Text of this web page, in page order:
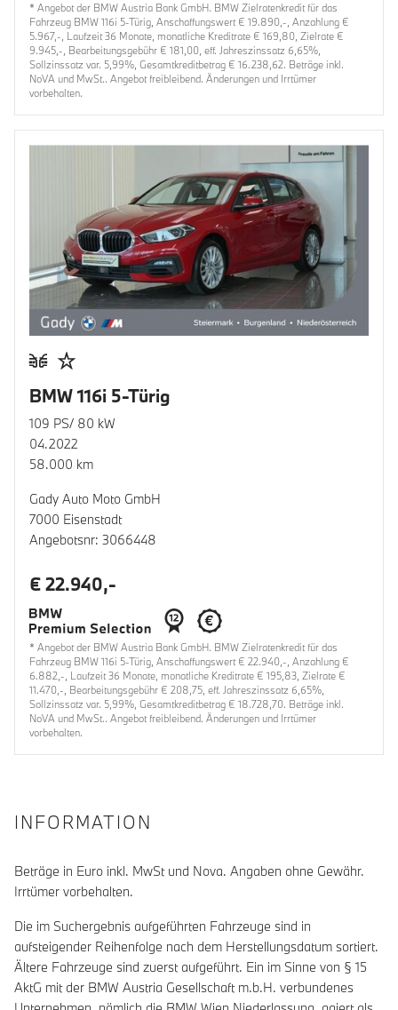
* Angebot der BMW Austria Bank GmbH. BMW Zielratenkredit für das
Fahrzeug BMW 116i 5-Türig, Anschaffungswert € 19.890,-, Anzahlung €
5.967,-, Laufzeit 36 Monate, monatliche Kreditrate € 169,80, Zielrate €
9.945,-, Bearbeitungsgebühr € 181,00, eff. Jahreszinssatz 6,65%,
Sollzinssatz var. 5,99%, Gesamtkreditbetrag € 16.238,62. Beträge inkl.
NoVA und MwSt.. Angebot freibleibend. Änderungen und Irrtümer
vorbehalten.
BMW 116i 5-Türig
109 PS/ 80 kW
04.2022
58.000 km
Gady Auto Moto GmbH
7000 Eisenstadt
Angebotsnr: 3066448
€ 22.940,-
* Angebot der BMW Austria Bank GmbH. BMW Zielratenkredit für das
Fahrzeug BMW 116i 5-Türig, Anschaffungswert € 22.940,-, Anzahlung €
6.882,-, Laufzeit 36 Monate, monatliche Kreditrate € 195,83, Zielrate €
11.470,-, Bearbeitungsgebühr € 208,75, eff. Jahreszinssatz 6,65%,
Sollzinssatz var. 5,99%, Gesamtkreditbetrag € 18.728,70. Beträge inkl.
NoVA und MwSt.. Angebot freibleibend. Änderungen und Irrtümer
vorbehalten.
INFORMATION
Beträge in Euro inkl. MwSt und Nova. Angaben ohne Gewähr.
Irrtümer vorbehalten.
Die im Suchergebnis aufgeführten Fahrzeuge sind in
aufsteigender Reihenfolge nach dem Herstellungsdatum sortiert.
Ältere Fahrzeuge sind zuerst aufgeführt. Ein im Sinne von § 15
AktG mit der BMW Austria Gesellschaft m.b.H. verbundenes